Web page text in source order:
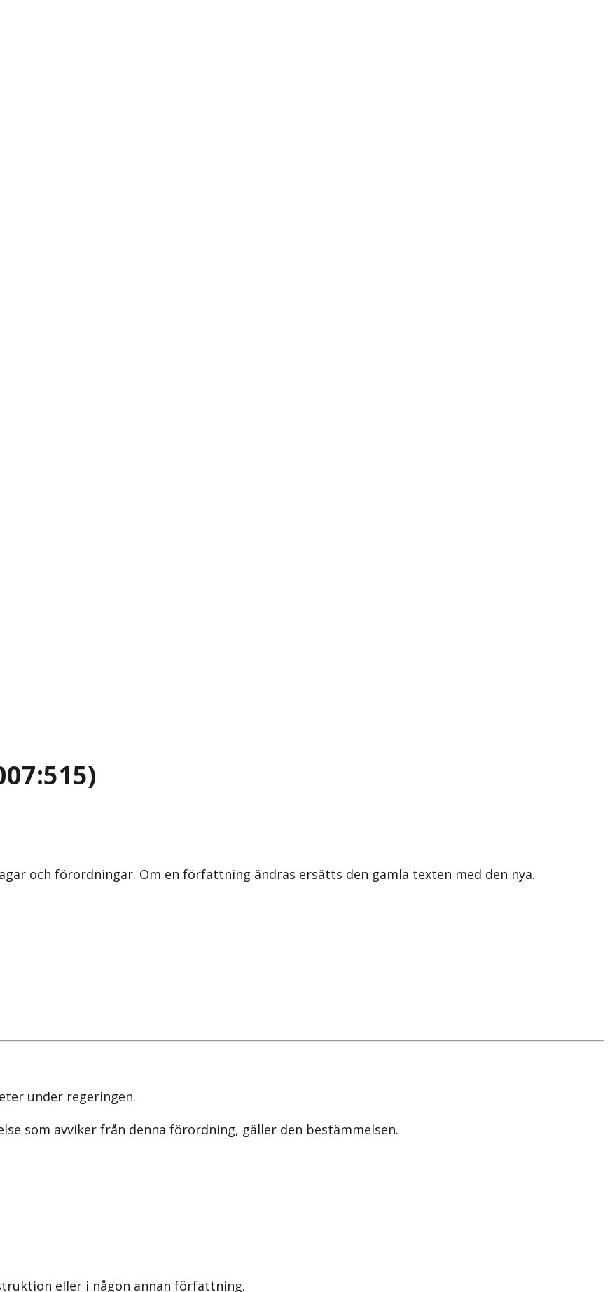
och förordningar. Om en författning ändras ersätts den gamla texten med den nya.
under regeringen.
som avviker från denna förordning, gäller den bestämmelsen.
eller i någon annan författning.